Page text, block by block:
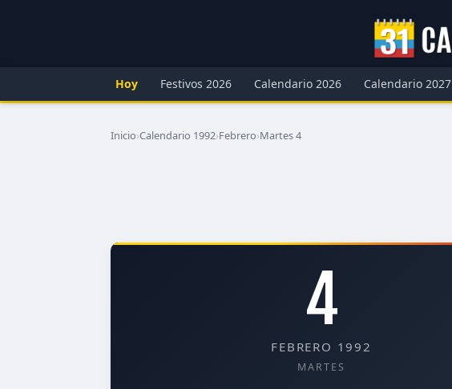
Hoy Festivos 2026 Calendario 2026 Calendario 2027
Inicio›Calendario 1992›Febrero›Martes 4
4
FEBRERO 1992
MARTES